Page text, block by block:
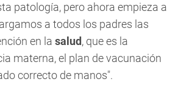
patología, pero ahora empieza a
a todos los padres las
en la salud, que es la
materna, el plan de vacunación
correcto de manos".